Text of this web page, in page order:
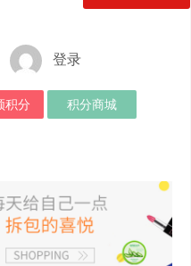
登录
积分 积分商城